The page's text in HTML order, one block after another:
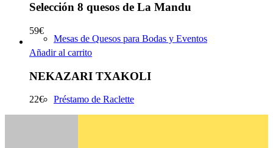
Mesas de Quesos para Bodas y Eventos
Préstamo de Raclette
Selección 8 quesos de La Mandu
59€
Añadir al carrito
NEKAZARI TXAKOLI
22€